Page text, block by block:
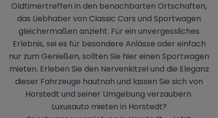
Oldtimertreffen in den benachbarten Ortschaften,
das Liebhaber von Classic Cars und Sportwagen
gleichermaßen anzieht. Für ein unvergessliches
Erlebnis, sei es für besondere Anlässe oder einfach
nur zum Genießen, sollten Sie hier einen Sportwagen
mieten. Erleben Sie den Nervenkitzel und die Eleganz
dieser Fahrzeuge hautnah und lassen Sie sich von
Horstedt und seiner Umgebung verzaubern.
Luxusauto mieten in Horstedt?